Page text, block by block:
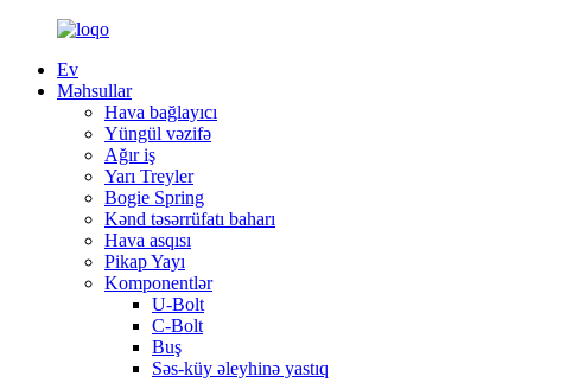
Ev
Məhsullar
Hava bağlayıcı
Yüngül vəzifə
Ağır iş
Yarı Treyler
Bogie Spring
Kənd təsərrüfatı baharı
Hava asqısı
Pikap Yayı
Komponentlər
U-Bolt
C-Bolt
Buş
Səs-küy əleyhinə yastıq